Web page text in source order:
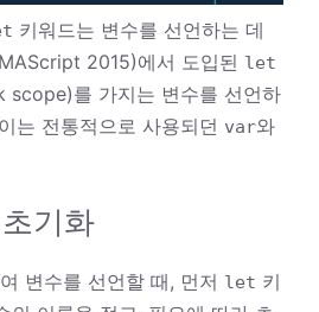
키워드는 변수를 선언하는 데
2015)에서 도입된 let
scope)를 가지는 변수를 선언하
는 전통적으로 사용되던 var와
기화
변수를 선언할 때, 먼저 let 키